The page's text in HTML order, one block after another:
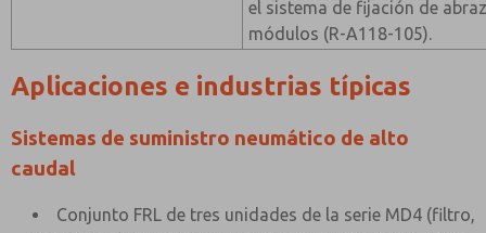
el sistema de fijación de
módulos (R-A118-105).
Aplicaciones e industrias típicas
Sistemas de suministro neumático de alto
caudal
Conjunto FRL de tres unidades de la serie MD4 (filtro,